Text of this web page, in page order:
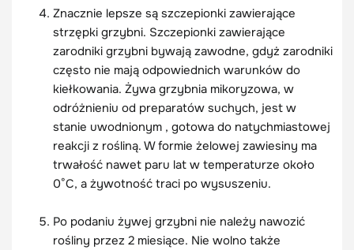
Znacznie lepsze są szczepionki zawierające
strzępki grzybni. Szczepionki zawierające
zarodniki grzybni bywają zawodne, gdyż zarodniki
często nie mają odpowiednich warunków do
kiełkowania. Żywa grzybnia mikoryzowa, w
odróżnieniu od preparatów suchych, jest w
stanie uwodnionym , gotowa do natychmiastowej
reakcji z rośliną. W formie żelowej zawiesiny ma
trwałość nawet paru lat w temperaturze około
0°C, a żywotność traci po wysuszeniu.
Po podaniu żywej grzybni nie należy nawozić
rośliny przez 2 miesiące. Nie wolno także